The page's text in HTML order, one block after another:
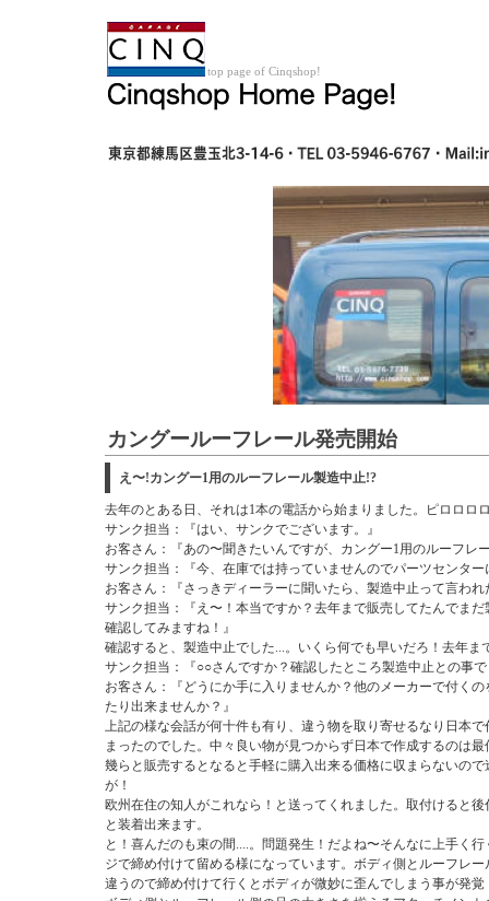
top page of Cinqshop!
カングールーフレール発売開始
え〜!カングー1用のルーフレール製造中止!?
去年のとある日、それは1本の電話から始まりました。ピロロロ
サンク担当：『はい、サンクでございます。』
お客さん：『あの〜聞きたいんですが、カングー1用のルーフレ
サンク担当：『今、在庫では持っていませんのでパーツセンター
お客さん：『さっきディーラーに聞いたら、製造中止って言われ
サンク担当：『え〜！本当ですか？去年まで販売してたんでま
確認してみますね！』
確認すると、製造中止でした...。いくら何でも早いだろ！去年ま
サンク担当：『○○さんですか？確認したところ製造中止との事
お客さん：『どうにか手に入りませんか？他のメーカーで付く
たり出来ませんか？』
上記の様な会話が何十件も有り、違う物を取り寄せるなり日本
まったのでした。中々良い物が見つからず日本で作成するのは
幾らと販売するとなると手軽に購入出来る価格に収まらないの
が！
欧州在住の知人がこれなら！と送ってくれました。取付けると
と装着出来ます。
と！喜んだのも束の間....。問題発生！だよね〜そんなに上手く
ジで締め付けて留める様になっています。ボディ側とルーフレ
違うので締め付けて行くとボディが微妙に歪んでしまう事が発覚